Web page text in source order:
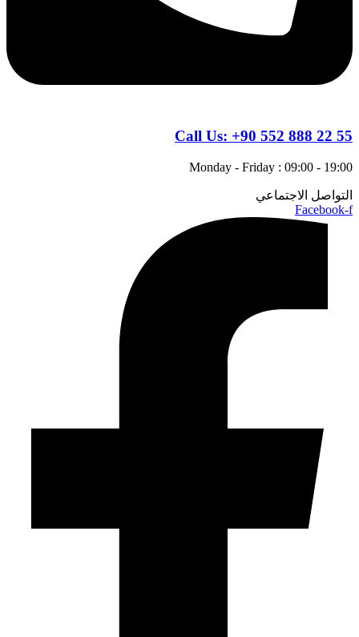
Call Us: +90 552 888 22 55
Monday - Friday : 09:00 - 19:00
التواصل الاجتماعي
Facebook-f